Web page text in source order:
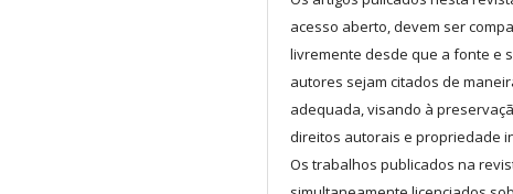
acesso aberto, devem ser
livremente desde que a fonte e
autores sejam citados de
adequada, visando à
direitos autorais e propriedade
Os trabalhos publicados na